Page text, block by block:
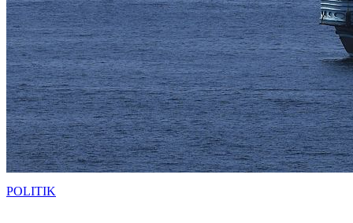
POLITIK